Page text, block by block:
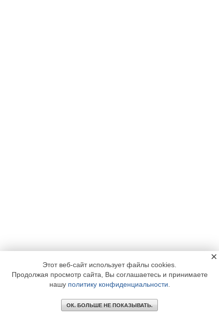
Этот веб-сайт использует файлы cookies.
Продолжая просмотр сайта, Вы соглашаетесь и принимаете
нашу политику конфиденциальности
ОК. БОЛЬШЕ НЕ ПОКАЗЫВАТЬ.
×